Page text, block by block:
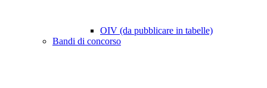
OIV (da pubblicare in tabelle)
Bandi di concorso